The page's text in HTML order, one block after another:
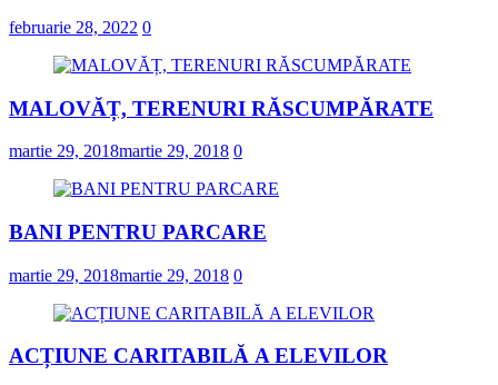
februarie 28, 2022 0
MALOVĂȚ, TERENURI RĂSCUMPĂRATE
martie 29, 2018martie 29, 2018 0
BANI PENTRU PARCARE
martie 29, 2018martie 29, 2018 0
ACȚIUNE CARITABILĂ A ELEVILOR